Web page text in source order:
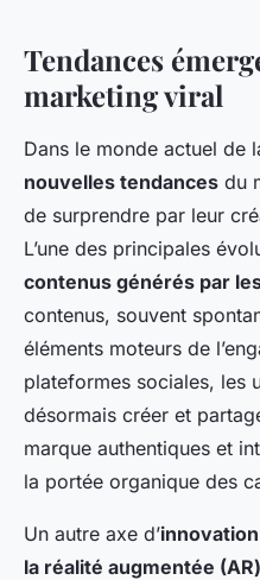
Tendances
marketing viral
Dans le monde actuel de
nouvelles tendances du
de surprendre par leur
L’une des principales
contenus générés par
contenus, souvent
éléments moteurs de
plateformes sociales, les
désormais créer et
marque authentiques et
la portée organique des
Un autre axe d’innovation
la réalité augmentée